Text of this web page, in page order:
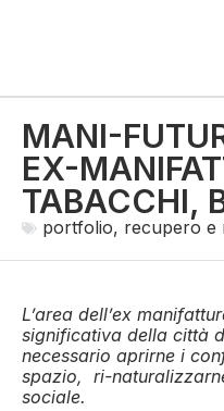
MANI-
EX-
TABACCHI,
portfolio, recupero e
L’area dell’ex
significativa della città
necessario aprirne i
spazio, ri-
sociale.